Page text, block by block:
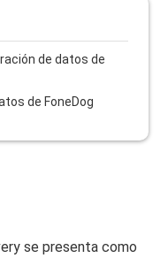
de datos de
de FoneDog
se presenta como